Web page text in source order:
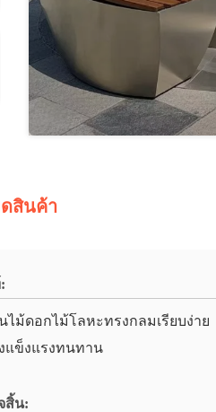
ดสินค้า
ไม้ดอกไม้โลหะทรงกลมเรียบง่าย
แข็งแรงทนทาน
สิ้น: